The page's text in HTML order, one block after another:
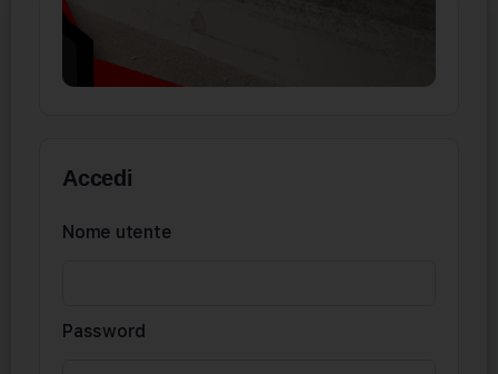
Accedi
Nome utente
Password